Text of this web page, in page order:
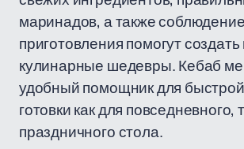
маринадов, а также
приготовления помогут
кулинарные шедевры. Кебаб
удобный помощник для
готовки как для повседневного,
праздничного стола.